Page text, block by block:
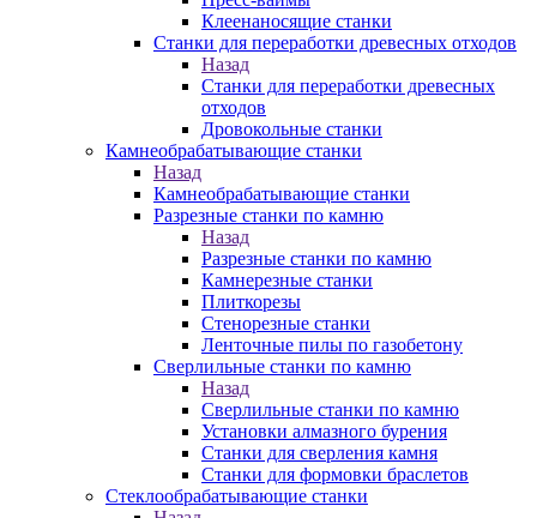
Клеенаносящие станки
Станки для переработки древесных отходов
Назад
Станки для переработки древесных
отходов
Дровокольные станки
Камнеобрабатывающие станки
Назад
Камнеобрабатывающие станки
Разрезные станки по камню
Назад
Разрезные станки по камню
Камнерезные станки
Плиткорезы
Стенорезные станки
Ленточные пилы по газобетону
Сверлильные станки по камню
Назад
Сверлильные станки по камню
Установки алмазного бурения
Станки для сверления камня
Станки для формовки браслетов
Стеклообрабатывающие станки